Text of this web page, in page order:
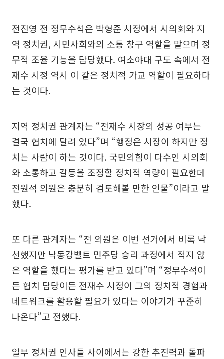
전진영 전 정무수석은 박형준 시정에서 시의회와 지
역 정치권, 시민사회와의 소통 창구 역할을 맡으며 정
무적 조율 기능을 담당했다. 여소야대 구도 속에서 전
재수 시정 역시 이 같은 정치적 가교 역할이 필요하다
는 것이다.
지역 정치권 관계자는 “전재수 시장의 성공 여부는
결국 협치에 달려 있다”며 “행정은 시장이 하지만 정
치는 사람이 하는 것이다. 국민의힘이 다수인 시의회
와 소통하고 갈등을 조정할 정치적 역량이 필요한데
전원석 의원은 충분히 검토해볼 만한 인물”이라고 말
했다.
또 다른 관계자는 “전 의원은 이번 선거에서 비록 낙
선했지만 낙동강벨트 민주당 승리 과정에서 적지 않
은 역할을 했다는 평가를 받고 있다”며 “정무수석이
든 협치 담당이든 전재수 시정이 그의 정치적 경험과
네트워크를 활용할 필요가 있다는 이야기가 꾸준히
나온다”고 전했다.
일부 정치권 인사들 사이에서는 강한 추진력과 돌파